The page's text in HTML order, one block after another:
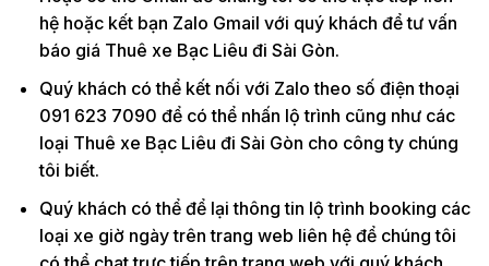
hệ hoặc kết bạn Zalo Gmail với quý khách để tư vấn
báo giá Thuê xe Bạc Liêu đi Sài Gòn.
Quý khách có thể kết nối với Zalo theo số điện thoại
091 623 7090 để có thể nhấn lộ trình cũng như các
loại Thuê xe Bạc Liêu đi Sài Gòn cho công ty chúng
tôi biết.
Quý khách có thể để lại thông tin lộ trình booking các
loại xe giờ ngày trên trang web liên hệ để chúng tôi